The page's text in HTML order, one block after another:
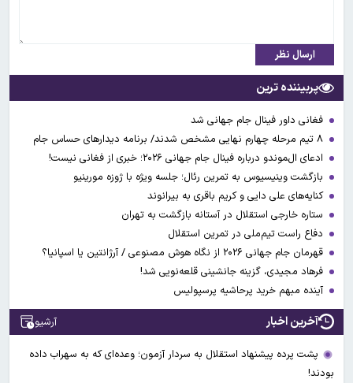
ارسال نظر
پربیننده ترین
فغانی داور فینال جام جهانی شد
ادعای ال‌‍موندو درباره فینال جام جهانی ۲۰۲۶؛ خبری از فغانی نیست!
بازگشت وینیسیوس به تمرین رئال؛ جلسه ویژه با ژوزه مورینیو
کنایه‌های علی دایی و کریم باقری به بیرانوند
ستاره خارجی استقلال در آستانه بازگشت به تهران
دفاع راست تیم‌ملی در تمرین استقلال
قهرمان جام جهانی ۲۰۲۶ از نگاه هوش مصنوعی / آرژانتین یا اسپانیا؟
فرهاد مجیدی، گزینه جانشینی قلعه‌نویی شد!
آینده مبهم خرید پرحاشیه پرسپولیس
آخرین اخبار آرشیو
پشت پرده پیشنهاد استقلال به سردار آزمون؛ وعده‌ای که به سهراب داده
بودند!